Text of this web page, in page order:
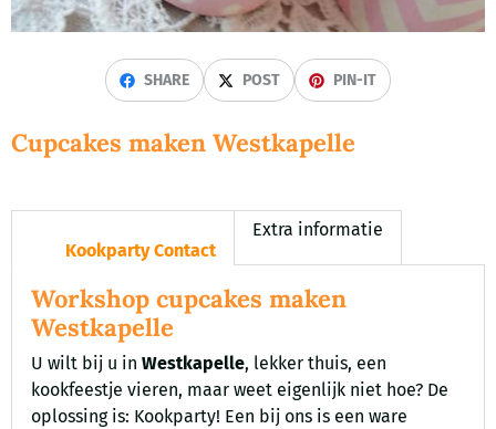
SHARE POST PIN-IT
Cupcakes maken Westkapelle
Kookparty Contact
Extra informatie
Workshop cupcakes maken
Westkapelle
U wilt bij u inWestkapelle, lekker thuis, een
kookfeestje vieren, maar weet eigenlijk niet hoe? De
oplossing is: Kookparty! Een bij ons is een ware